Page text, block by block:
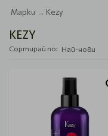
Марки Kezy
KEZY
Сортирай по: